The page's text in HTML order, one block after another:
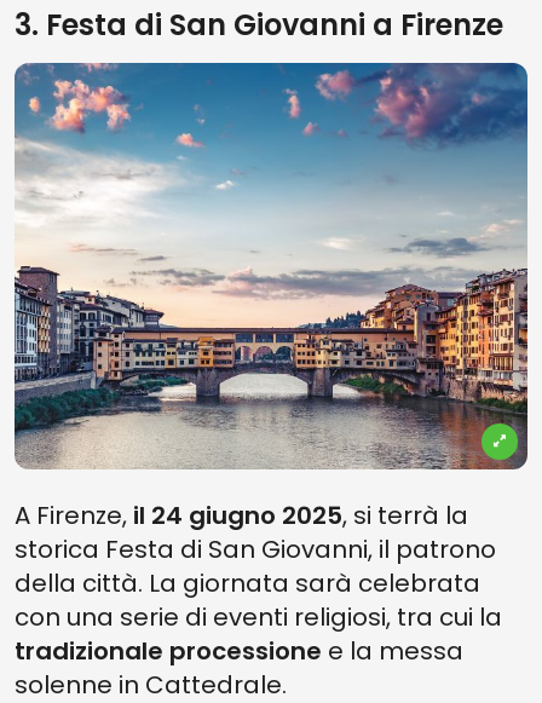
3. Festa di San Giovanni a Firenze
A Firenze, il 24 giugno 2025, si terrà la
storica Festa di San Giovanni, il patrono
della città. La giornata sarà celebrata
con una serie di eventi religiosi, tra cui la
tradizionale processione e la messa
solenne in Cattedrale.